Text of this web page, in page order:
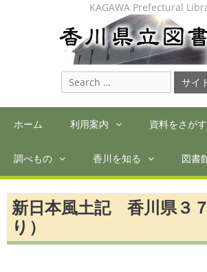
KAGAWA Prefectural
Search
for:
ホーム 利用案内 資料をさがす
調べもの 香川を知る 図書
新日本風土記 香川県３
り）